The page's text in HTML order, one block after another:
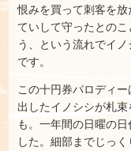
恨みを買って刺客を
ていして守ったとの
う、という流れでイ
です。
この十円券パロディ
出したイノシシが札
も。一年間の日曜の
した。細部までじっ